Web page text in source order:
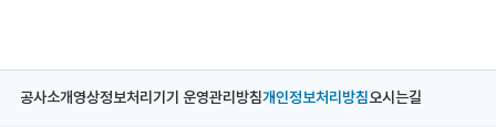
공사소개영상정보처리기기 운영관리방침개인정보처리방침오시는길